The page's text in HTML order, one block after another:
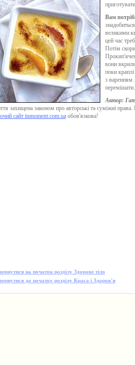
Вам
великими
цей час
Потім
вони
поки
з варенням.
Автор:
захищена законом про авторські та суміжні
сайт inmoment.com.uaобов'язкова!
на початок розділу Здорове тіло
до початку розділу Краса і Здоров'я